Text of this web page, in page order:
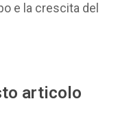
e la crescita del
articolo